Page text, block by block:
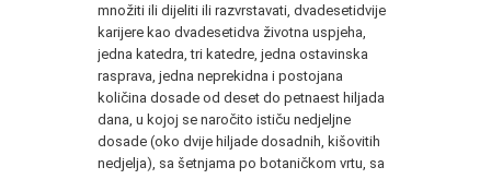
množiti ili dijeliti ili razvrstavati, dvadesetidvije
karijere kao dvadesetidva životna uspjeha,
jedna katedra, tri katedre, jedna ostavinska
rasprava, jedna neprekidna i postojana
količina dosade od deset do petnaest hiljada
dana, u kojoj se naročito ističu nedjeljne
dosade (oko dvije hiljade dosadnih, kišovitih
nedjelja), sa šetnjama po botaničkom vrtu, sa